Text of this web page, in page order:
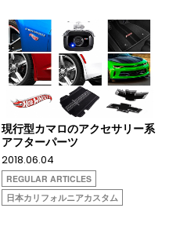
現行型カマロのアクセサリー系
アフターパーツ
2018.06.04
REGULAR ARTICLES
日本カリフォルニアカスタム